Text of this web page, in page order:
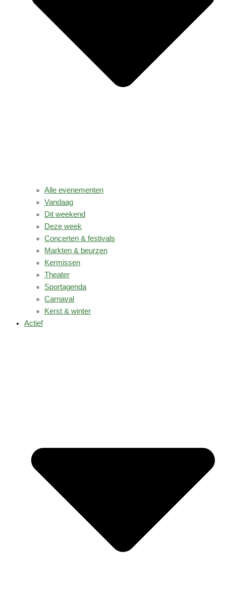
Alle evenementen
Vandaag
Dit weekend
Deze week
Concerten & festivals
Markten & beurzen
Kermissen
Theater
Sportagenda
Carnaval
Kerst & winter
Actief